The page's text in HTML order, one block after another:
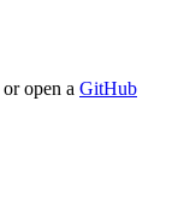
or open a GitHub